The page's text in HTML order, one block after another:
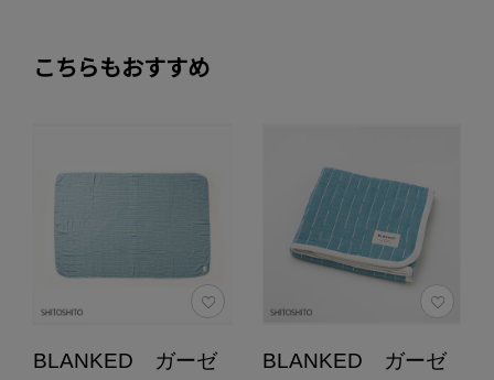
こちらもおすすめ
BLANKED ガーゼ
BLANKED ガーゼ